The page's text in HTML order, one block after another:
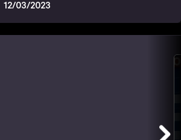
12/03/2023